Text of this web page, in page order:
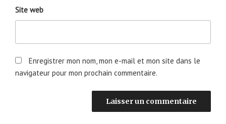
Site web
Enregistrer mon nom, mon e-mail et mon site dans le
navigateur pour mon prochain commentaire.